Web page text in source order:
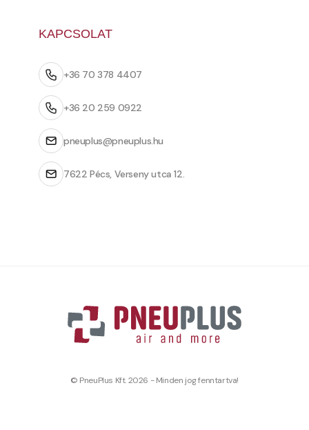
KAPCSOLAT
+36 70 378 4407
+36 20 259 0922
pneuplus@pneuplus.hu
7622 Pécs, Verseny utca 12.
© PneuPlus Kft. 2026 - Minden jog fenntartva!